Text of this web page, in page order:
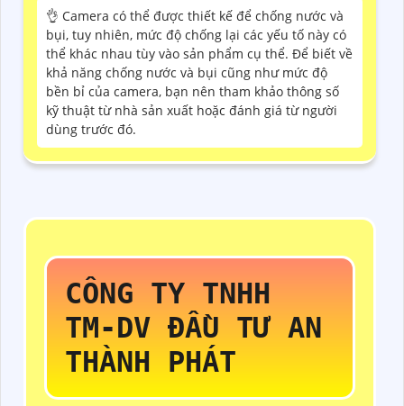
👌 Camera có thể được thiết kế để chống nước và
bụi, tuy nhiên, mức độ chống lại các yếu tố này có
thể khác nhau tùy vào sản phẩm cụ thể. Để biết về
khả năng chống nước và bụi cũng như mức độ
bền bỉ của camera, bạn nên tham khảo thông số
kỹ thuật từ nhà sản xuất hoặc đánh giá từ người
dùng trước đó.
CÔNG TY TNHH
TM-DV ĐẦU TƯ AN
THÀNH PHÁT